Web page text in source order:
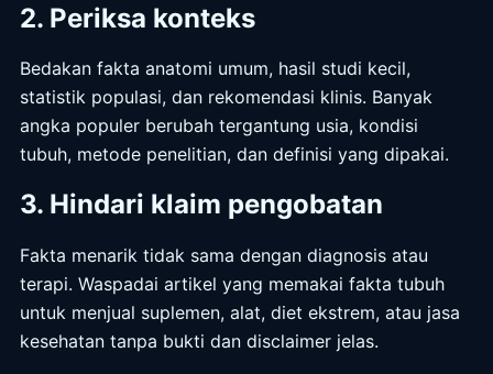
2. Periksa konteks
Bedakan fakta anatomi umum, hasil studi kecil,
statistik populasi, dan rekomendasi klinis. Banyak
angka populer berubah tergantung usia, kondisi
tubuh, metode penelitian, dan definisi yang dipakai.
3. Hindari klaim pengobatan
Fakta menarik tidak sama dengan diagnosis atau
terapi. Waspadai artikel yang memakai fakta tubuh
untuk menjual suplemen, alat, diet ekstrem, atau jasa
kesehatan tanpa bukti dan disclaimer jelas.